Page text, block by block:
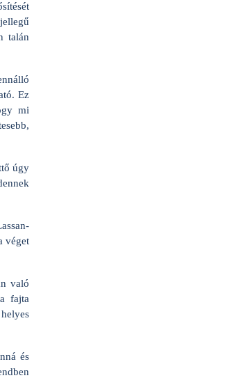
talán
Ez
mi
úgy
véget
való
fajta
és